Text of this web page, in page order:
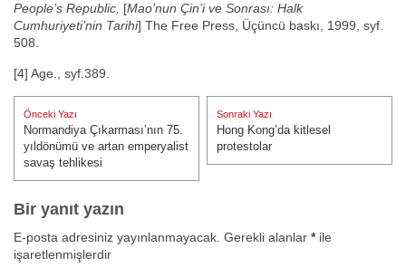
People’s Republic, [Mao’nun Çin’i ve Sonrası: Halk
Cumhuriyeti’nin Tarihi] The Free Press, Üçüncü baskı, 1999, syf.
508.
[4] Age., syf.389.
Yazı
gezinmesi
Önceki Yazı
Önceki Yazı:
Normandiya Çıkarması’nın 75.
yıldönümü ve artan emperyalist
savaş tehlikesi
Sonraki Yazı
Sonraki Yazı:
Hong Kong’da kitlesel
protestolar
Bir yanıt yazın
E-posta adresiniz yayınlanmayacak. Gerekli alanlar *ile
işaretlenmişlerdir